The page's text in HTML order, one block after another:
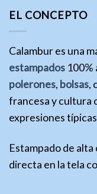
EL CONCEPTO
Calambur es una
estampados 100%
polerones, bolsas,
francesa y cultura
expresiones
Estampado de
directa en la tela